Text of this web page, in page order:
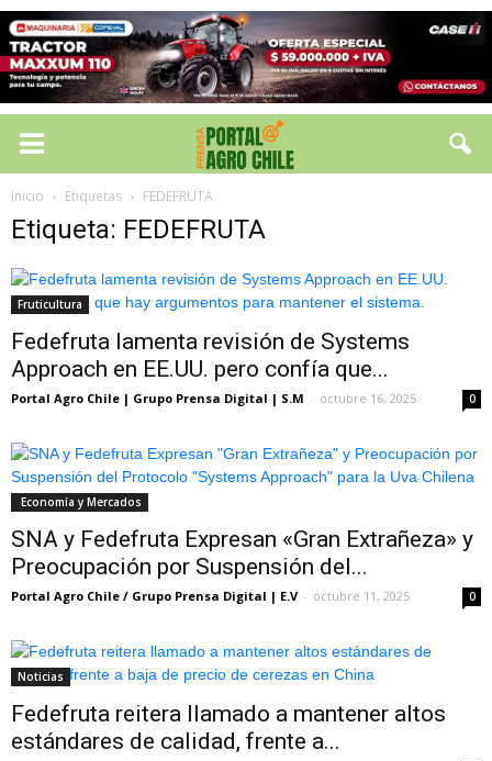
Inicio Etiquetas FEDEFRUTA
Etiqueta: FEDEFRUTA
Fruticultura
Fedefruta lamenta revisión de Systems
Approach en EE.UU. pero confía que...
Portal Agro Chile | Grupo Prensa Digital | S.M - octubre 16, 2025 0
Economía y Mercados
SNA y Fedefruta Expresan «Gran Extrañeza» y
Preocupación por Suspensión del...
Portal Agro Chile / Grupo Prensa Digital | E.V - octubre 11, 2025 0
Noticias
Fedefruta reitera llamado a mantener altos
estándares de calidad, frente a...